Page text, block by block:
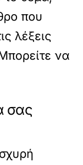
που
λέξεις
να
σας